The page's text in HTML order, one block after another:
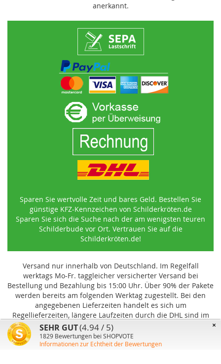
anerkannt.
Sparen Sie wertvolle Zeit und bares Geld. Bestellen Sie
günstige KFZ-Kennzeichen von Schilderkröten.de
Sparen Sie sich die Suche nach der am wenigsten teuren
Schilderbude vor Ort. Vertrauen Sie auf die
Schilderkröten.de!
Versand nur innerhalb von Deutschland. Im Regelfall
werktags Mo-Fr. taggleicher versicherter Versand bei
Bestellung und Bezahlung bis 15:00 Uhr. Über 90% der Pakete
werden bereits am folgenden Werktag zugestellt. Bei den
angegebenen Lieferzeiten handelt es sich um
Regellieferzeiten, längere Laufzeiten durch die DHL sind im
Einzelfall möglich und können von uns nicht beeinflusst
werden.
×
SEHR GUT(4.94 / 5)
1829 Bewertungen bei SHOPVOTE
Informationen zur Echtheit der Bewertungen